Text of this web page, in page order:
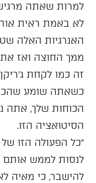
למרות שאתה
לא באמת ראית
האנרגיות האלה
ממך החוצה ואז
זה כמו לקחת
כשאתה שומע
הכוחות שלך, אתה
הסיטואציה הזו.
״כל הפעולה הזו
לנסות לממש אותם
להישבר, כי מאיה